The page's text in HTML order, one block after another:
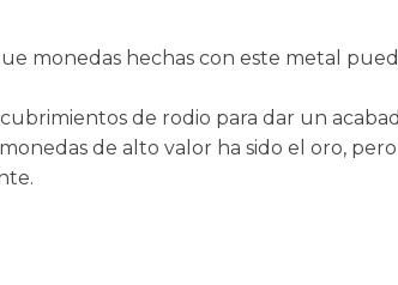
monedas hechas con este metal
de rodio para dar un
de alto valor ha sido el oro,